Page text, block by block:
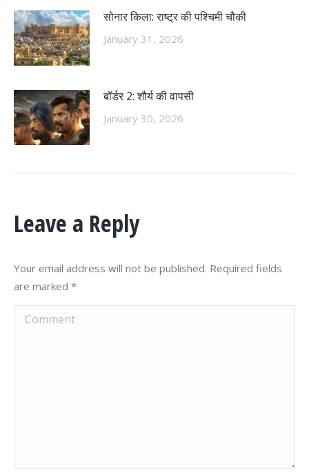
सोनार किला: राष्ट्र की पश्चिमी चौकी
January 31, 2026
बॉर्डर 2: शौर्य की वापसी
January 30, 2026
Leave a Reply
Your email address will not be published. Required fields
are marked *
Comment